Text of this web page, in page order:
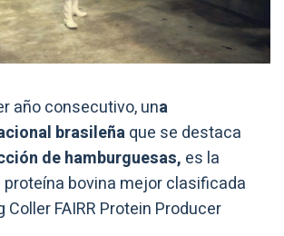
año consecutivo, una
brasileñaque se destaca
de hamburguesas, es la
bovina mejor clasificada
Coller FAIRR Protein Producer